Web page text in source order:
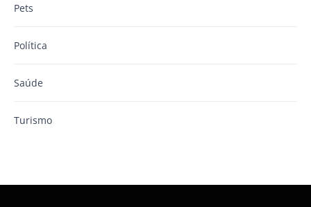
Pets
Política
Saúde
Turismo